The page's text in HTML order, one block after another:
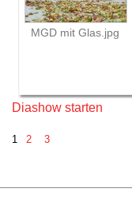
MGD mit Glas.jpg
Diashow starten
1 2 3